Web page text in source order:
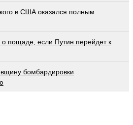
в США оказался полным
о пощаде, если Путин перейдет к
бомбардировки